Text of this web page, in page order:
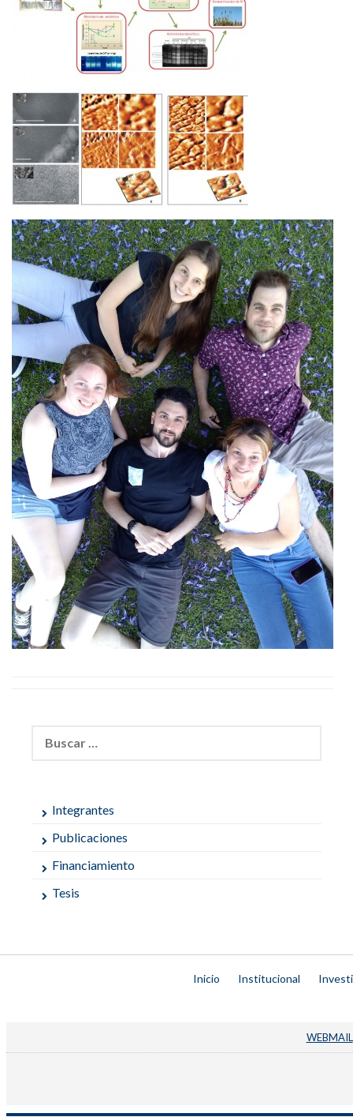
Integrantes
Publicaciones
Financiamiento
Tesis
Inicio Institucional
WEBMAIL